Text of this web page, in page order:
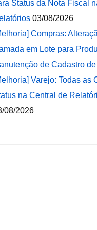
Status da Nota Fiscal
03/08/2026
Compras:
em Lote para
de Cadastro
Varejo: Todas as
na Central de
08/2026